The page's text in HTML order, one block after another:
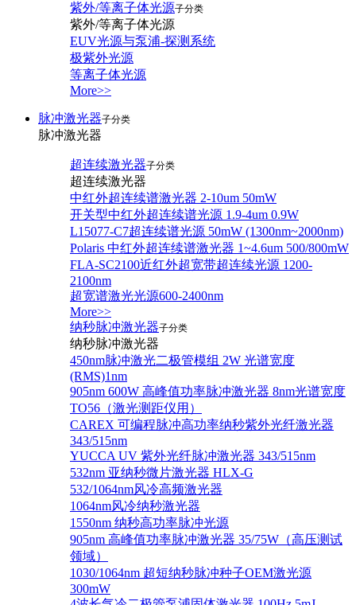
紫外/等离子体光源子分类
紫外/等离子体光源
EUV光源与泵浦-探测系统
极紫外光源
等离子体光源
More>>
脉冲激光器子分类
脉冲激光器
超连续激光器子分类
超连续激光器
中红外超连续谱激光器 2-10um 50mW
开关型中红外超连续谱光源 1.9-4um 0.9W
L15077-C7超连续谱光源 50mW (1300nm~2000nm)
Polaris 中红外超连续谱激光器 1~4.6um 500/800mW
FLA-SC2100近红外超宽带超连续光源 1200-
2100nm
超宽谱激光光源600-2400nm
More>>
纳秒脉冲激光器子分类
纳秒脉冲激光器
450nm脉冲激光二极管模组 2W 光谱宽度
(RMS)1nm
905nm 600W 高峰值功率脉冲激光器 8nm光谱宽度
TO56（激光测距仪用）
CAREX 可编程脉冲高功率纳秒紫外光纤激光器
343/515nm
YUCCA UV 紫外光纤脉冲激光器 343/515nm
532nm 亚纳秒微片激光器 HLX-G
532/1064nm风冷高频激光器
1064nm风冷纳秒激光器
1550nm 纳秒高功率脉冲光源
905nm 高峰值功率脉冲激光器 35/75W（高压测试
领域）
1030/1064nm 超短纳秒脉冲种子OEM激光源
300mW